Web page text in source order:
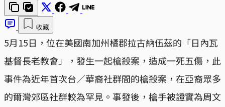
收藏
5月15日，位在美國南加州橘郡拉古納伍茲的「日內瓦
基督長老教會」，發生一起槍殺案，造成一死五傷，此
事件為近年首次台／華裔社群間的槍殺案，在亞裔眾多
的爾灣郊區社群較為罕見。事發後，槍手被證實為周文